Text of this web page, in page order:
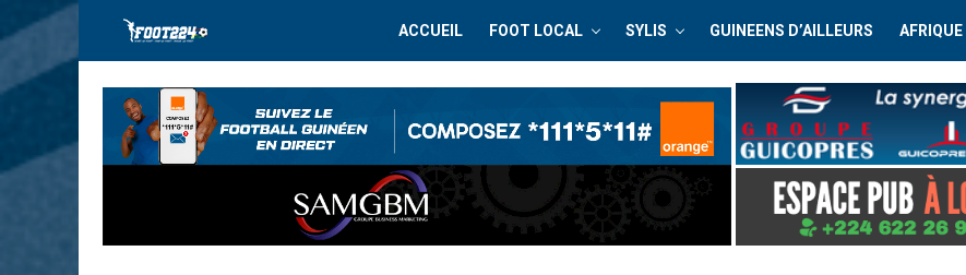
ACCUEIL FOOT LOCAL SYLIS GUINEENS D’AILLEURS AFRIQUE